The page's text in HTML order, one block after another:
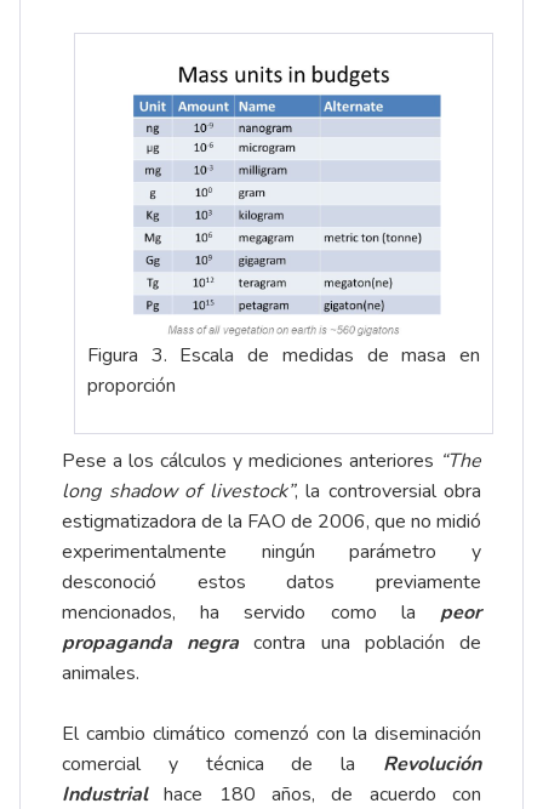
Figura 3. Escala de medidas de masa en
proporción
Pese a los cálculos y mediciones anteriores “The
long shadow of livestock”, la controversial obra
estigmatizadora de la FAO de 2006, que no midió
experimentalmente ningún parámetro y
desconoció estos datos previamente
mencionados, ha servido como la peor
propaganda negra contra una población de
animales.
El cambio climático comenzó con la diseminación
comercial y técnica de la Revolución
Industrialhace 180 años, de acuerdo con